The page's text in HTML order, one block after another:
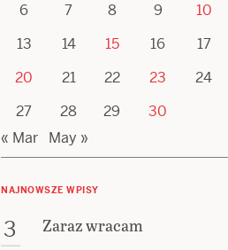
6
7 8 9 10
13
14 15 16 17
20
21 22 23 24
27
28 29
30
« Mar
May »
NAJNOWSZE WPISY
3 Zaraz wracam